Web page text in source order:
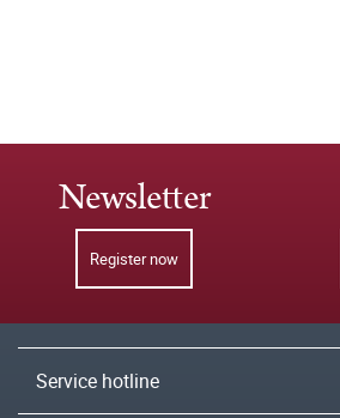
Newsletter
Register now
Service hotline